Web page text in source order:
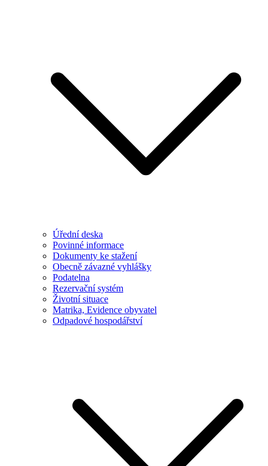
Úřední deska
Povinné informace
Dokumenty ke stažení
Obecně závazné vyhlášky
Podatelna
Rezervační systém
Životní situace
Matrika, Evidence obyvatel
Odpadové hospodářství